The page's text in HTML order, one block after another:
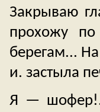
Закрываю
прохожу
берегам...
и. застыла
Я —